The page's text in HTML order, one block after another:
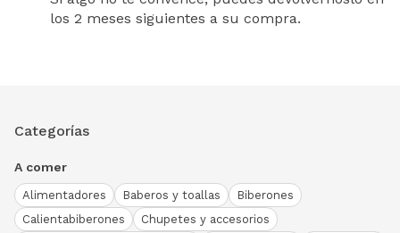
los 2 meses siguientes a su compra.
Categorías
A comer
Alimentadores Baberos y toallas
Biberones
Calientabiberones
Chupetes y accesorios